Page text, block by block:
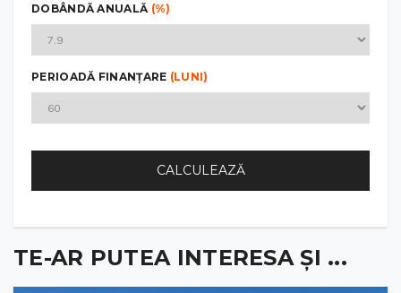
DOBÂNDĂ ANUALĂ (%)
PERIOADĂ FINANȚARE (LUNI)
CALCULEAZĂ
TE-AR PUTEA INTERESA ȘI ...